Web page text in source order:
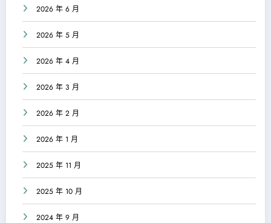
2026 年 6 月
2026 年 5 月
2026 年 4 月
2026 年 3 月
2026 年 2 月
2026 年 1 月
2025 年 11 月
2025 年 10 月
2024 年 9 月